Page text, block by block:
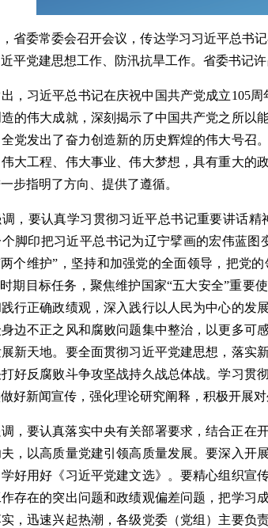
委常委会召开会议，传达学习习近平总书记
平党建思想工作、防汛抗旱工作。省委书记许
习近平总书记在庆祝中国共产党成立105周
的伟大成就，深刻揭示了中国共产党之所以
党发出了奋力创造新的历史辉煌的伟大号召
大工程、伟大事业、伟大梦想，具有重大的
步指明了方向、提供了遵循。
要认真学习贯彻习近平总书记重要讲话精
脚印把习近平总书记为辽宁擘画的宏伟蓝图
个维护”，坚持和加强党的全面领导，把党
期目标任务，聚焦维护国家“五大安全”重
行正确政绩观，深入践行以人民为中心的发
边不正之风和腐败问题集中整治，以更多可
新天地。要全面贯彻习近平党建思想，落实
好反腐败斗争攻坚战持久战总体战。学习贯
好新闻宣传，强化理论研究阐释，积极开展
要认真落实中央有关部署要求，结合正在开
，以高质量党建引领高质量发展。要深入开
好用好《习近平党建文选》。要精心组织宣
存在的突出问题和政绩观偏差问题，把学习
，迅速兴起热潮，各级党委（党组）主要负